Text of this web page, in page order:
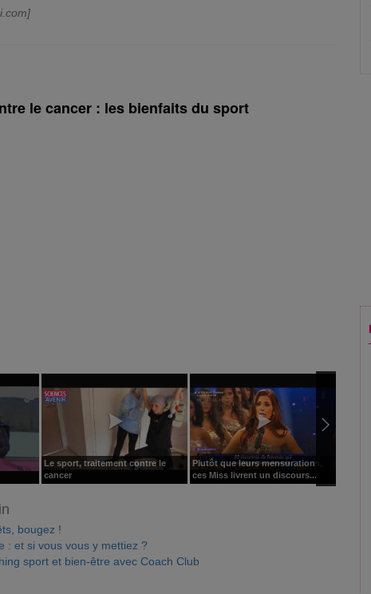
le cancer : les bienfaits du sport
Le sport, traitement contre le
cancer
Plutôt que leurs mensurations,
ces Miss livrent un discours...
"Taxe
bougez !
: et si vous vous y mettiez ?
sport et bien-être avec Coach Club